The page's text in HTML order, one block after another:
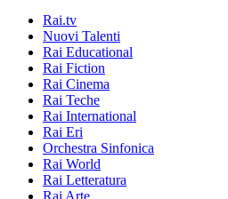
Rai.tv
Nuovi Talenti
Rai Educational
Rai Fiction
Rai Cinema
Rai Teche
Rai International
Rai Eri
Orchestra Sinfonica
Rai World
Rai Letteratura
Rai Arte